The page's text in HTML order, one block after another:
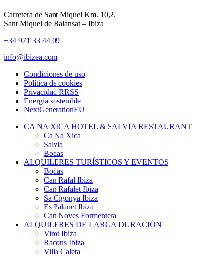
Carretera de Sant Miquel Km. 10,2.
Sant Miquel de Balansat – Ibiza
+34 971 33 44 09
info@ibizea.com
Condiciones de uso
Política de cookies
Privacidad RRSS
Energía sostenible
NextGenerationEU
CA NA XICA HOTEL & SALVIA RESTAURANT
Ca Na Xica
Salvia
Bodas
ALQUILERES TURÍSTICOS Y EVENTOS
Bodas
Can Rafal Ibiza
Can Rafalet Ibiza
Sa Cigonya Ibiza
Es Palauet Ibiza
Can Noves Formentera
ALQUILERES DE LARGA DURACIÓN
Virot Ibiza
Racons Ibiza
Villa Caleta